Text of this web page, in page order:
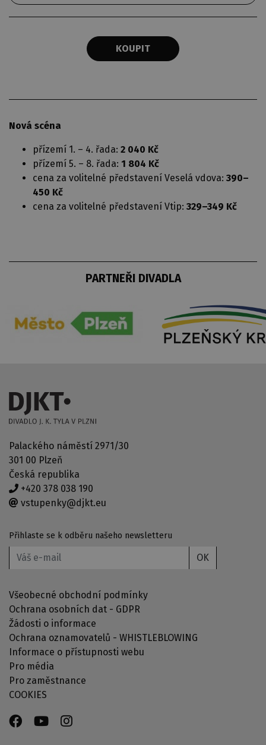
KOUPIT
Nová scéna
přízemí 1. – 4. řada: 2 040 Kč
přízemí 5. – 8. řada: 1 804 Kč
cena za volitelné představení Veselá vdova: 390–
450 Kč
cena za volitelné představení Vtip: 329–349 Kč
PARTNEŘI DIVADLA
Palackého náměstí 2971/30
301 00 Plzeň
Česká republika
+420 378 038 190
vstupenky@djkt.eu
Přihlaste se k odběru našeho newsletteru
OK
Všeobecné obchodní podmínky
Ochrana osobních dat - GDPR
Žádosti o informace
Ochrana oznamovatelů - WHISTLEBLOWING
Informace o přístupnosti webu
Pro média
Pro zaměstnance
COOKIES